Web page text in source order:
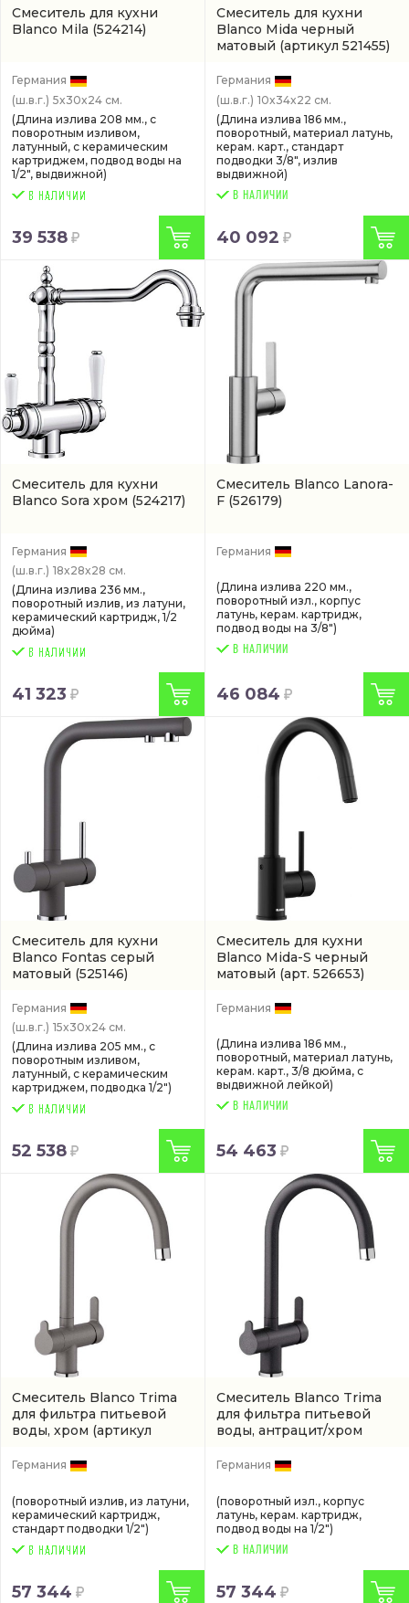
Смеситель для кухни
Blanco Mila (524214)
Германия
(ш.в.г.) 5x30x24 см.
(Длина излива 208 мм., с
поворотным изливом,
латунный, с керамическим
картриджем, подвод воды на
1/2", выдвижной)
39 538
Смеситель для кухни
Blanco Mida черный
матовый (артикул 521455)
Германия
(ш.в.г.) 10x34x22 см.
(Длина излива 186 мм.,
поворотный, материал латунь,
керам. карт., стандарт
подводки 3/8", излив
выдвижной)
В НАЛИЧИИ
40 092
Смеситель для кухни
Blanco Sora хром (524217)
Германия
(ш.в.г.) 18x28x28 см.
(Длина излива 236 мм.,
поворотный излив, из латуни,
керамический картридж, 1/2
дюйма)
41 323
Смеситель Blanco Lanora-
F (526179)
Германия
(Длина излива 220 мм.,
поворотный изл., корпус
латунь, керам. картридж,
подвод воды на 3/8")
В НАЛИЧИИ
46 084
Смеситель для кухни
Blanco Fontas серый
матовый (525146)
Германия
(ш.в.г.) 15x30x24 см.
(Длина излива 205 мм., с
поворотным изливом,
латунный, с керамическим
картриджем, подводка 1/2")
52 538
Смеситель для кухни
Blanco Mida-S черный
матовый (арт. 526653)
Германия
(Длина излива 186 мм.,
поворотный, материал латунь,
керам. карт., 3/8 дюйма, с
выдвижной лейкой)
В НАЛИЧИИ
54 463
Смеситель Blanco Trima
для фильтра питьевой
воды, хром (артикул
Германия
(поворотный излив, из латуни,
керамический картридж,
стандарт подводки 1/2")
57 344
Смеситель Blanco Trima
для фильтра питьевой
воды, антрацит/хром
Германия
(поворотный изл., корпус
латунь, керам. картридж,
подвод воды на 1/2")
В НАЛИЧИИ
57 344